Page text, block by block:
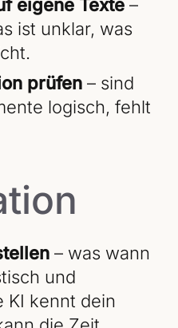
eigene Texte –
ist unklar, was
prüfen – sind
logisch, fehlt
– was wann
und
KI kennt dein